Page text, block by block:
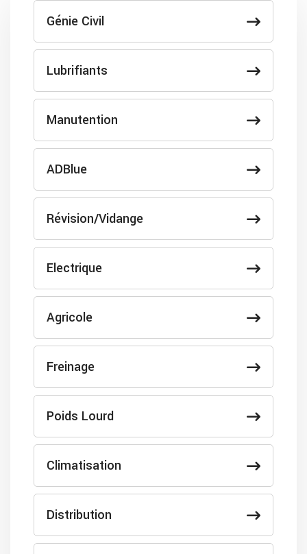
Génie Civil
Lubrifiants
Manutention
ADBlue
Révision/Vidange
Electrique
Agricole
Freinage
Poids Lourd
Climatisation
Distribution